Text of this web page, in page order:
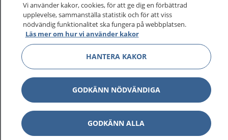
Behandling av personuppgifter
Hantering av kakor
Inställningar för kakor
1177 – en tjänst frånInera.
Vi använder kakor, cookies, för att ge dig en förbättrad
upplevelse, sammanställa statistik och för att viss
nödvändig funktionalitet ska fungera på webbplatsen.
Läs mer om hur vi använder kakor
HANTERA KAKOR
GODKÄNN NÖDVÄNDIGA
GODKÄNN ALLA